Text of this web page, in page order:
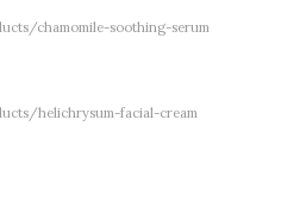
chamomile-soothing-serum
helichrysum-facial-cream